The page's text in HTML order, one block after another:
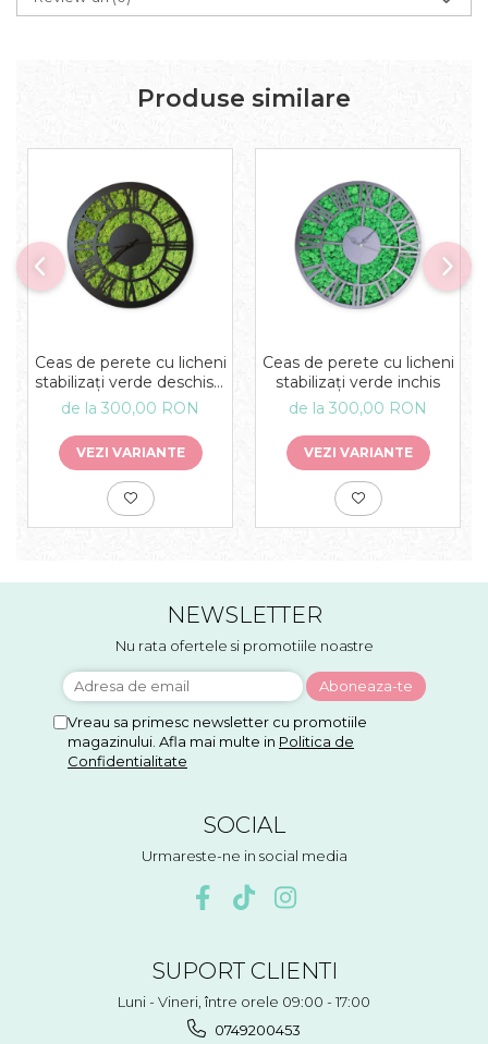
Produse similare
Ceas de perete cu licheni
stabilizați verde deschis –
decor natural, modern și
unic
de la 300,00 RON
VEZI VARIANTE
Ceas de perete cu licheni
stabilizați verde inchis
de la 300,00 RON
VEZI VARIANTE
NEWSLETTER
Nu rata ofertele si promotiile noastre
Vreau sa primesc newsletter cu promotiile
magazinului. Afla mai multe in Politica de
Confidentialitate
SOCIAL
Urmareste-ne in social media
SUPORT CLIENTI
Luni - Vineri, între orele 09:00 - 17:00
0749200453